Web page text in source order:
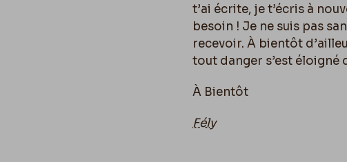
t’ai écrite, je t’écris à
besoin ! Je ne suis pas
recevoir. À bientôt
tout danger s’est éloigné
À Bientôt
Fély